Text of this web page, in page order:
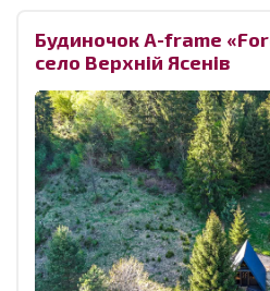
Будиночок A-frame
село Верхній Ясенів